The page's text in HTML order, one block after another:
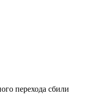
перехода сбили